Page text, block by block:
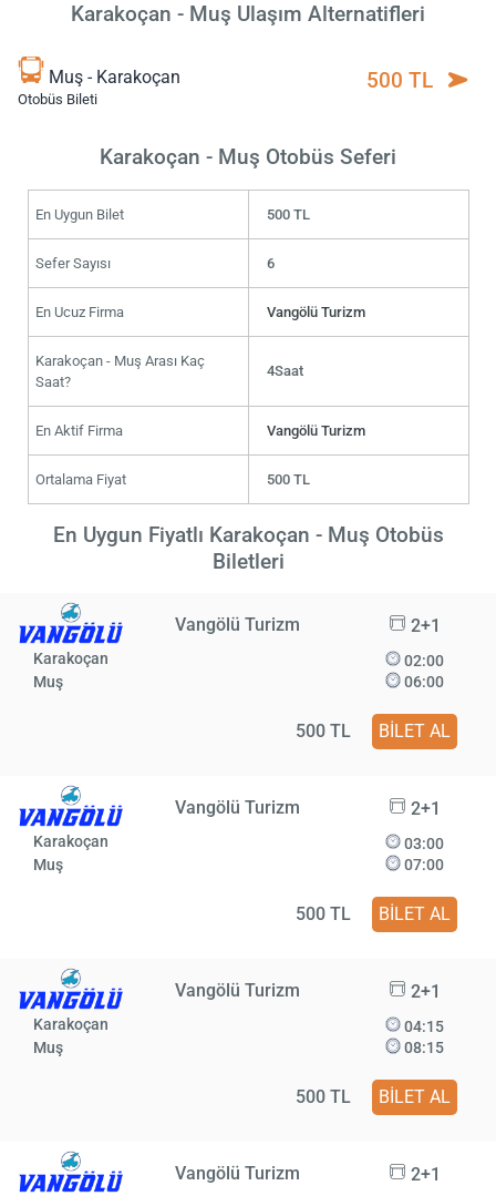
Karakoçan - Muş Ulaşım Alternatifleri
Muş - Karakoçan
Otobüs Bileti
500 TL
Karakoçan - Muş Otobüs Seferi
En Uygun Bilet 500 TL
Sefer Sayısı 6
En Ucuz Firma Vangölü Turizm
Karakoçan - Muş Arası Kaç
Saat?
4Saat
En Aktif Firma Vangölü Turizm
Ortalama Fiyat 500 TL
En Uygun Fiyatlı Karakoçan - Muş Otobüs
Biletleri
Vangölü Turizm 2+1
Karakoçan
Muş
02:00
06:00
500 TL BİLET AL
Vangölü Turizm 2+1
Karakoçan
Muş
03:00
07:00
500 TL BİLET AL
Vangölü Turizm 2+1
Karakoçan
Muş
04:15
08:15
500 TL BİLET AL
Vangölü Turizm 2+1